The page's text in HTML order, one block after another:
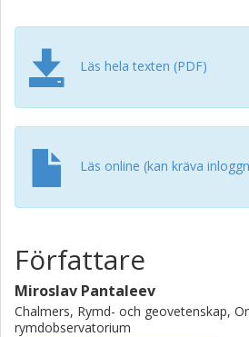
Läs hela texten (PDF)
Läs online (kan kräva
Författare
Miroslav Pantaleev
Chalmers, Rymd- och geovetenskap,
rymdobservatorium